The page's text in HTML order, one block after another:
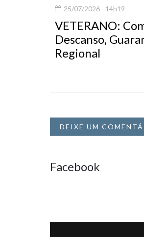
25/07/2026 - 14h19
VETERANO:
Descanso,
Regional
DEIXE UM
Facebook